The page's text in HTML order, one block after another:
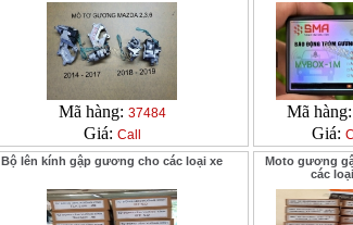
Mã hàng: 37484
Giá: Call
Mã hàng:
Giá:
Bộ lên kính gập gương cho các loại xe
Moto gương
các